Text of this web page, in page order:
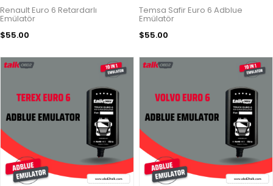
Renault Euro 6 Retardarlı
Emülatör
$55.00
Temsa Safir Euro 6 Adblue
Emülatör
$55.00